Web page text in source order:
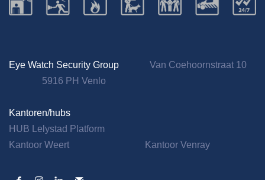
Eye Watch Security Group Van Coehoornstraat 10
5916 PH Venlo
Kantoren/hubs
HUB Lelystad Platform
Kantoor Weert Kantoor Venray